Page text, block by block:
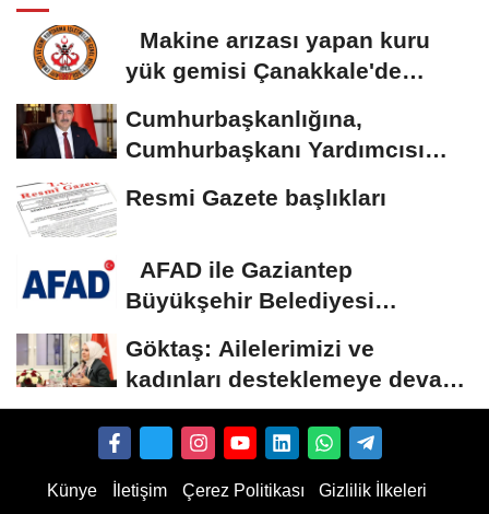
Makine arızası yapan kuru
yük gemisi Çanakkale'de
Cumhurbaşkanlığına,
Cumhurbaşkanı Yardımcısı
Resmi Gazete başlıkları
AFAD ile Gaziantep
Büyükşehir Belediyesi
Göktaş: Ailelerimizi ve
kadınları desteklemeye devam
edeceğiz
Künye İletişim Çerez Politikası Gizlilik İlkeleri